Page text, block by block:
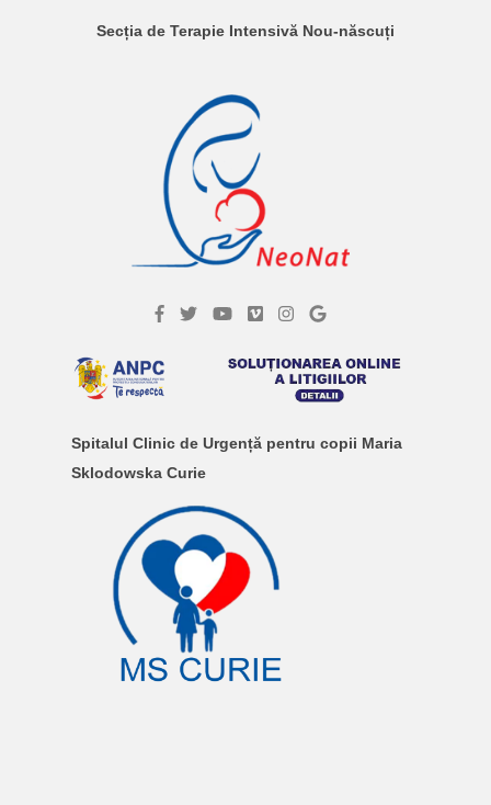
Secția de Terapie Intensivă Nou-născuți
Spitalul Clinic de Urgență pentru copii Maria
Sklodowska Curie